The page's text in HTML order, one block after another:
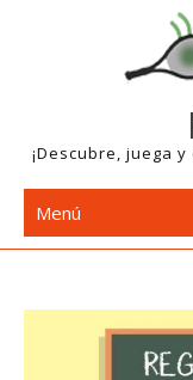
¡Descubre, juega
Menú